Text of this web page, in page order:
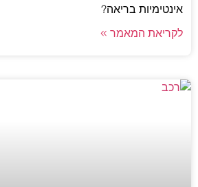
אינטימיות בריאה?
לקריאת המאמר »